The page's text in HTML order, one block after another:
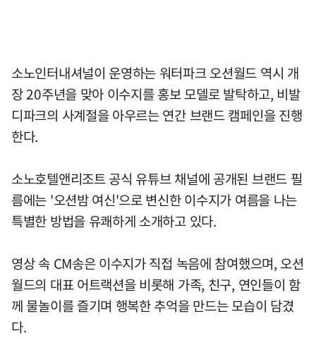
소노인터내셔널이 운영하는 워터파크 오션월드 역시 개
장 20주년을 맞아 이수지를 홍보 모델로 발탁하고, 비발
디파크의 사계절을 아우르는 연간 브랜드 캠페인을 진행
한다.
소노호텔앤리조트 공식 유튜브 채널에 공개된 브랜드 필
름에는 '오션밤 여신'으로 변신한 이수지가 여름을 나는
특별한 방법을 유쾌하게 소개하고 있다.
영상 속 CM송은 이수지가 직접 녹음에 참여했으며, 오션
월드의 대표 어트랙션을 비롯해 가족, 친구, 연인들이 함
께 물놀이를 즐기며 행복한 추억을 만드는 모습이 담겼
다.